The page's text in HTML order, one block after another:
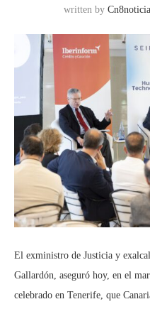
written by
El exministro de Justicia y
Gallardón, aseguró hoy, en el
celebrado en Tenerife, que